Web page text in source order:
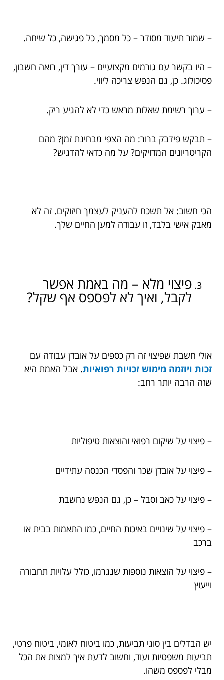
– שמור תיעוד מסודר – כל מסמך, כל פגישה, כל שיחה.
– היו בקשר עם גורמים מקצועיים – עורך דין, רואה חשבון,
פסיכולוג. כן, גם הנפש צריכה ליווי.
– ערוך רשימת שאלות מראש כדי לא להגיע ריק.
– תבקש פידבק ברור: מה הצפי מבחינת זמן? מהם
הקריטריונים המדויקים? על מה כדאי להדגיש?
הכי חשוב: אל תשכח להעניק לעצמך חיזוקים. זה לא
מאבק אישי בלבד, זו עבודה למען החיים שלך.
פיצוי מלא – מה באמת אפשר
לקבל, ואיך לא לפספס אף שקל?
אולי חשבת שפיצוי זה רק כספים על אובדן עבודה עם
זכות ויוזמה מימוש זכויות רפואיות. אבל האמת היא
שזה הרבה יותר רחב:
– פיצוי על שיקום רפואי והוצאות טיפוליות
– פיצוי על אובדן שכר והפסדי הכנסה עתידיים
– פיצוי על כאב וסבל – כן, גם הנפש נחשבת
– פיצוי על שינויים באיכות החיים, כמו התאמות בבית או
ברכב
– פיצוי על הוצאות נוספות שנגרמו, כולל עלויות תחבורה
וייעוץ
יש הבדלים בין סוגי תביעות, כמו ביטוח לאומי, ביטוח פרטי,
תביעות משפטיות ועוד, וחשוב לדעת איך למצות את הכל
מבלי לפספס משהו.